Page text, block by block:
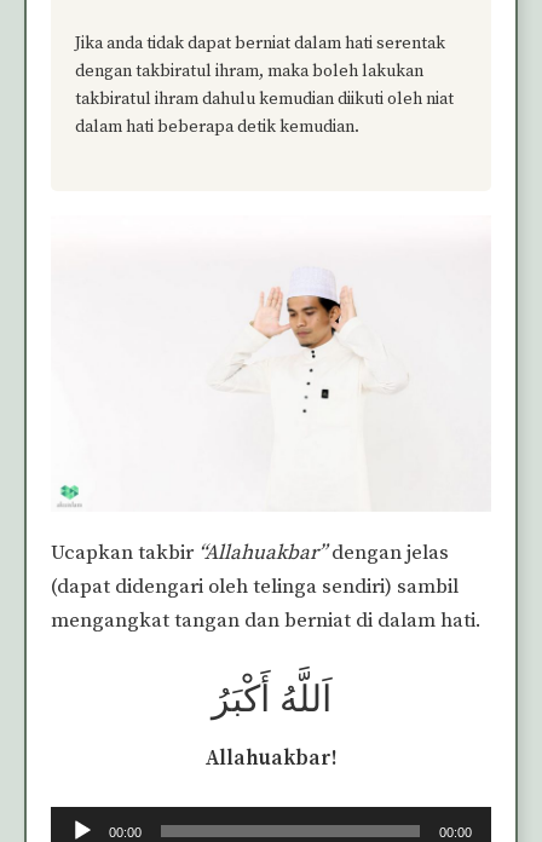
Jika anda tidak dapat berniat dalam hati serentak
dengan takbiratul ihram, maka boleh lakukan
takbiratul ihram dahulu kemudian diikuti oleh niat
dalam hati beberapa detik kemudian.
Ucapkan takbir “Allahuakbar”dengan jelas
(dapat didengari oleh telinga sendiri) sambil
mengangkat tangan dan berniat di dalam hati.
اَللَّهُ أَكْبَرُ
Allahuakbar!
Audio
00:00 00:00